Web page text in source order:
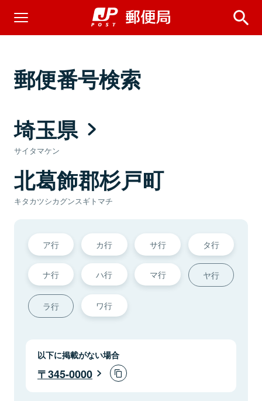
郵便番号検索
埼玉県
サイタマケン
北葛飾郡杉戸町
キタカツシカグンスギトマチ
ア行 カ行 サ行 タ行
ナ行 ハ行 マ行 ヤ行
ラ行 ワ行
以下に掲載がない場合
345-0000